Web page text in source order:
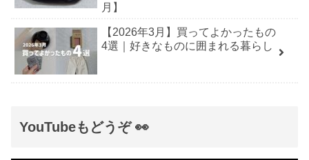
月】
【2026年3月】買ってよかったもの
4選｜好きなものに囲まれる暮らし
YouTubeもどうぞ 👀